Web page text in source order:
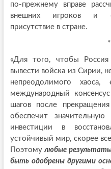
по-прежнему вправе
внешних игроков и
присутствие в стране.
«Для того, чтобы
вывести войска из Сирии,
непреодолимого
международный
шагов после
обеспечит
инвестиции в
устойчивый мир, скорее
Поэтомулюбые
быть одобрены другими